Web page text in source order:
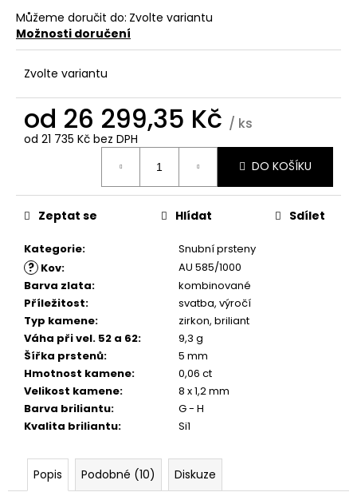
Můžeme doručit do: Zvolte variantu
Možnosti doručení
Zvolte variantu
od 26 299,35 Kč / ks
od 21 735 Kč bez DPH
DO KOŠÍKU
Kategorie: Snubní prsteny
? Kov:
AU 585/1000
Barva zlata:
kombinované
Příležitost:
svatba, výročí
Typ kamene:
zirkon, briliant
Váha při vel. 52 a 62:
9,3 g
Šířka prstenů:
5 mm
Hmotnost kamene:
0,06 ct
Velikost kamene:
8 x 1,2 mm
Barva briliantu:
G - H
Kvalita briliantu: Si1
Zeptat se Hlídat Sdílet
Popis Podobné (10) Diskuze
č
u
j
e
m
e